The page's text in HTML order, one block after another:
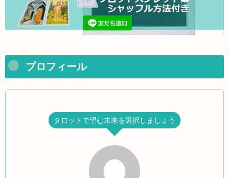
プロフィール
タロットで望む未来を選択しましょう